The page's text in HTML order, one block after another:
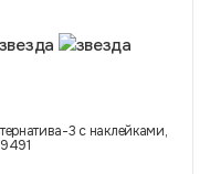
3 с наклейками,